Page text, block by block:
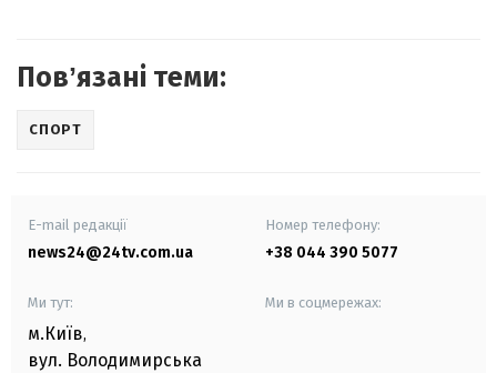
Повʼязані теми:
СПОРТ
E-mail редакції
news24@24tv.com.ua
Номер телефону:
+38 044 390 5077
Ми тут:
м.Київ,
вул. Володимирська
Ми в соцмережах: